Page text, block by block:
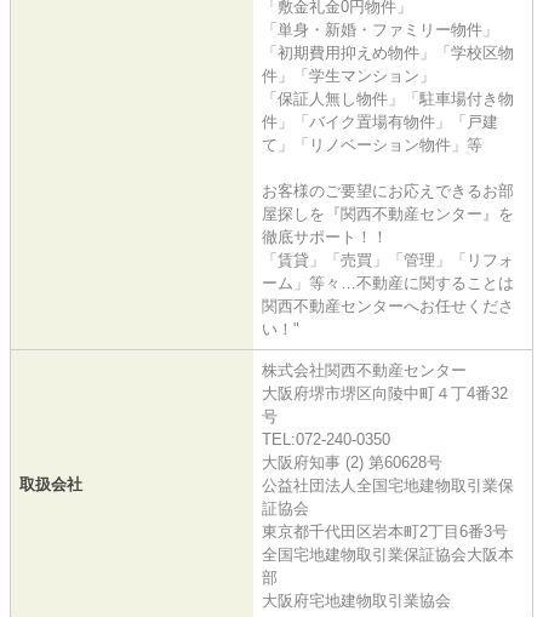
「敷金礼金0円物件」
「単身・新婚・ファミリー物件」
「初期費用抑えめ物件」「学校区物
件」「学生マンション」
「保証人無し物件」「駐車場付き物
件」「バイク置場有物件」「戸建
て」「リノベーション物件」等
お客様のご要望にお応えできるお部
屋探しを『関西不動産センター』を
徹底サポート！！
「賃貸」「売買」「管理」「リフォ
ーム」等々…不動産に関することは
関西不動産センターへお任せくださ
い！"
取扱会社
株式会社関西不動産センター
大阪府堺市堺区向陵中町４丁4番32
号
TEL:072-240-0350
大阪府知事 (2) 第60628号
公益社団法人全国宅地建物取引業保
証協会
東京都千代田区岩本町2丁目6番3号
全国宅地建物取引業保証協会大阪本
部
大阪府宅地建物取引業協会